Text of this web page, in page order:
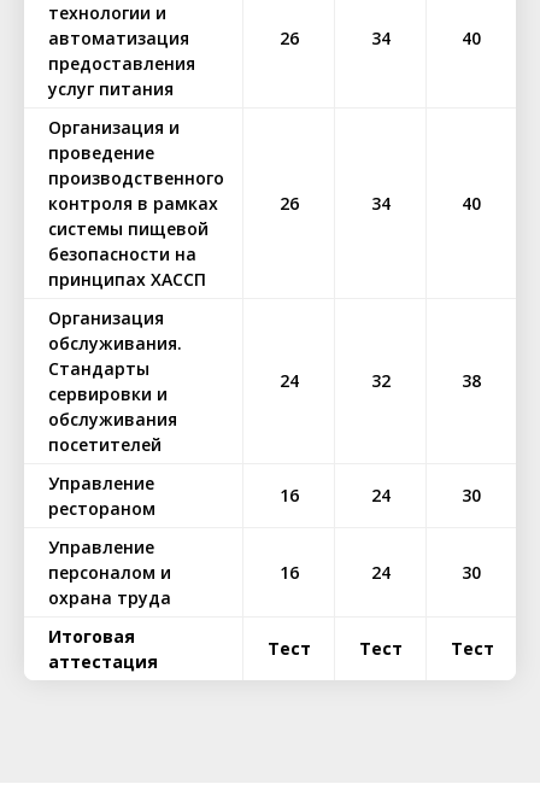
технологии и
автоматизация
предоставления
услуг питания
26 34 40
Организация и
проведение
производственного
контроля в рамках
системы пищевой
безопасности на
принципах ХАССП
26 34 40
Организация
обслуживания.
Стандарты
сервировки и
обслуживания
посетителей
24 32 38
Управление
рестораном
16 24 30
Управление
персоналом и
охрана труда
16 24 30
Итоговая
аттестация
Тест Тест Тест